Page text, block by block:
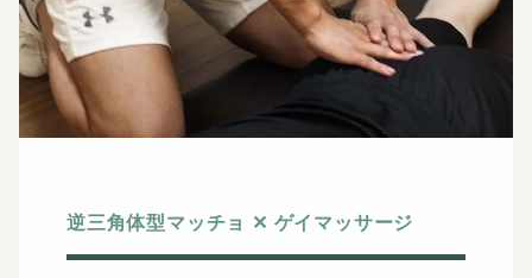
逆三角体型マッチョ ✕ ゲイマッサージ